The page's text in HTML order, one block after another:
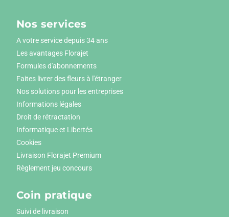
Nos services
A votre service depuis 34 ans
Les avantages Florajet
Formules d'abonnements
Faites livrer des fleurs à l'étranger
Nos solutions pour les entreprises
Informations légales
Droit de rétractation
Informatique et Libertés
Cookies
Livraison Florajet Premium
Règlement jeu concours
Coin pratique
Suivi de livraison